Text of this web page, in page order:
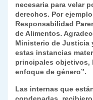
necesaria para velar
derechos. Por
Responsabilidad
de Alimentos.
Ministerio de Justicia
estas instancias
principales objetivos,
enfoque de género”.
Las internas que